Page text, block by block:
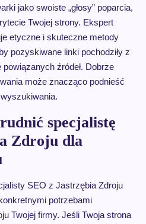
jako swoiste „głosy” poparcia,
Twojej strony. Ekspert
etyczne i skuteczne metody
pozyskiwane linki pochodziły z
źródeł. Dobrze
może znacząco podnieść
specjalistę
Zdroju dla
SEO z Jastrzębia Zdroju
potrzebami
Twojej firmy. Jeśli Twoja strona